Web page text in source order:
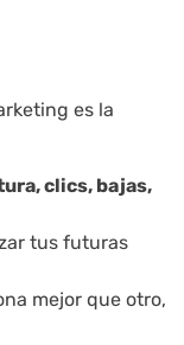
es la
clics, bajas,
tus futuras
mejor que otro,